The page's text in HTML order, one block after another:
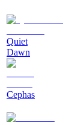
Quiet
Dawn
Cephas